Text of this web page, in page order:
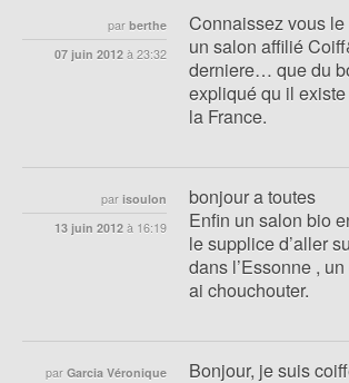
par berthe
07 juin 2012 à 23:32
Connaissez vous
un salon affilié
derniere… que du
expliqué qu il
la France.
par isoulon
13 juin 2012 à 16:19
bonjour a toutes
Enfin un salon bio
le supplice d’aller
dans l’Essonne ,
ai chouchouter.
par Garcia Véronique
Bonjour, je suis